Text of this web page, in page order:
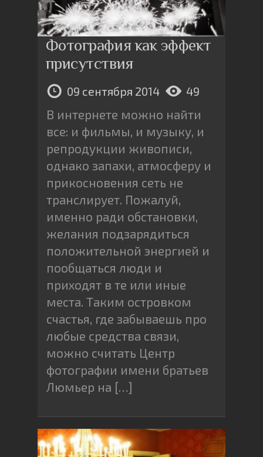
Фотография как эффект
присутствия
09 сентября 2014 49
В интернете можно найти
все: и фильмы, и музыку, и
репродукции живописи,
однако запахи, атмосферу и
прикосновения сеть не
транслирует. Пожалуй,
именно ради обстановки,
желания подзарядиться
положительной энергией и
пообщаться люди и
приходят в те или иные
места. Таким островком
счастья, где забываешь про
любые средства связи,
можно считать Центр
фотографии имени братьев
Люмьер на […]